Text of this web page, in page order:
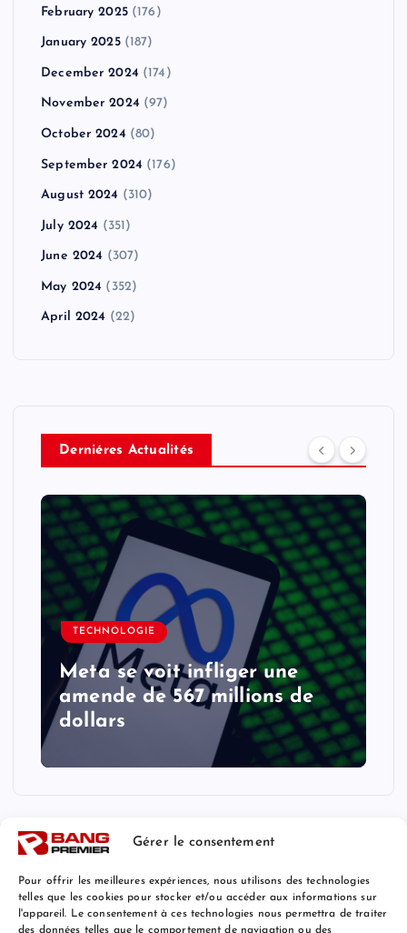
Gérer le consentement
Pour offrir les meilleures expériences, nous utilisons des technologies
telles que les cookies pour stocker et/ou accéder aux informations sur
l'appareil. Le consentement à ces technologies nous permettra de traiter
des données telles que le comportement de navigation ou des
February 2025(176)
January 2025(187)
December 2024 (174)
November 2024 (97)
October 2024 (80)
September 2024 (176)
August 2024 (310)
July 2024 (351)
June 2024 (307)
May 2024 (352)
April 2024 (22)
Derniéres Actualités
TECHNOLOGIE
Meta se voit infliger une
amende de 567 millions de
dollars
Mentions Légales